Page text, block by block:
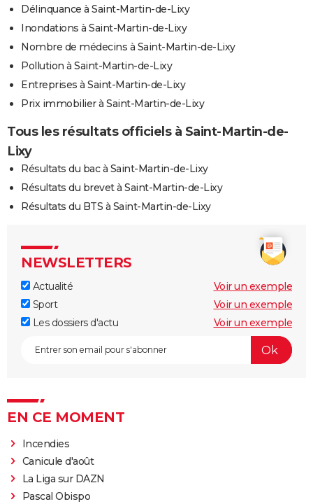
Délinquance à Saint-Martin-de-Lixy
Inondations à Saint-Martin-de-Lixy
Nombre de médecins à Saint-Martin-de-Lixy
Pollution à Saint-Martin-de-Lixy
Entreprises à Saint-Martin-de-Lixy
Prix immobilier à Saint-Martin-de-Lixy
Tous les résultats officiels à Saint-Martin-de-
Lixy
Résultats du bac à Saint-Martin-de-Lixy
Résultats du brevet à Saint-Martin-de-Lixy
Résultats du BTS à Saint-Martin-de-Lixy
NEWSLETTERS
Actualité
Voir un exemple
Sport
Voir un exemple
Les dossiers d'actu
Voir un exemple
EN CE MOMENT
Incendies
Canicule d'août
La Liga sur DAZN
Pascal Obispo